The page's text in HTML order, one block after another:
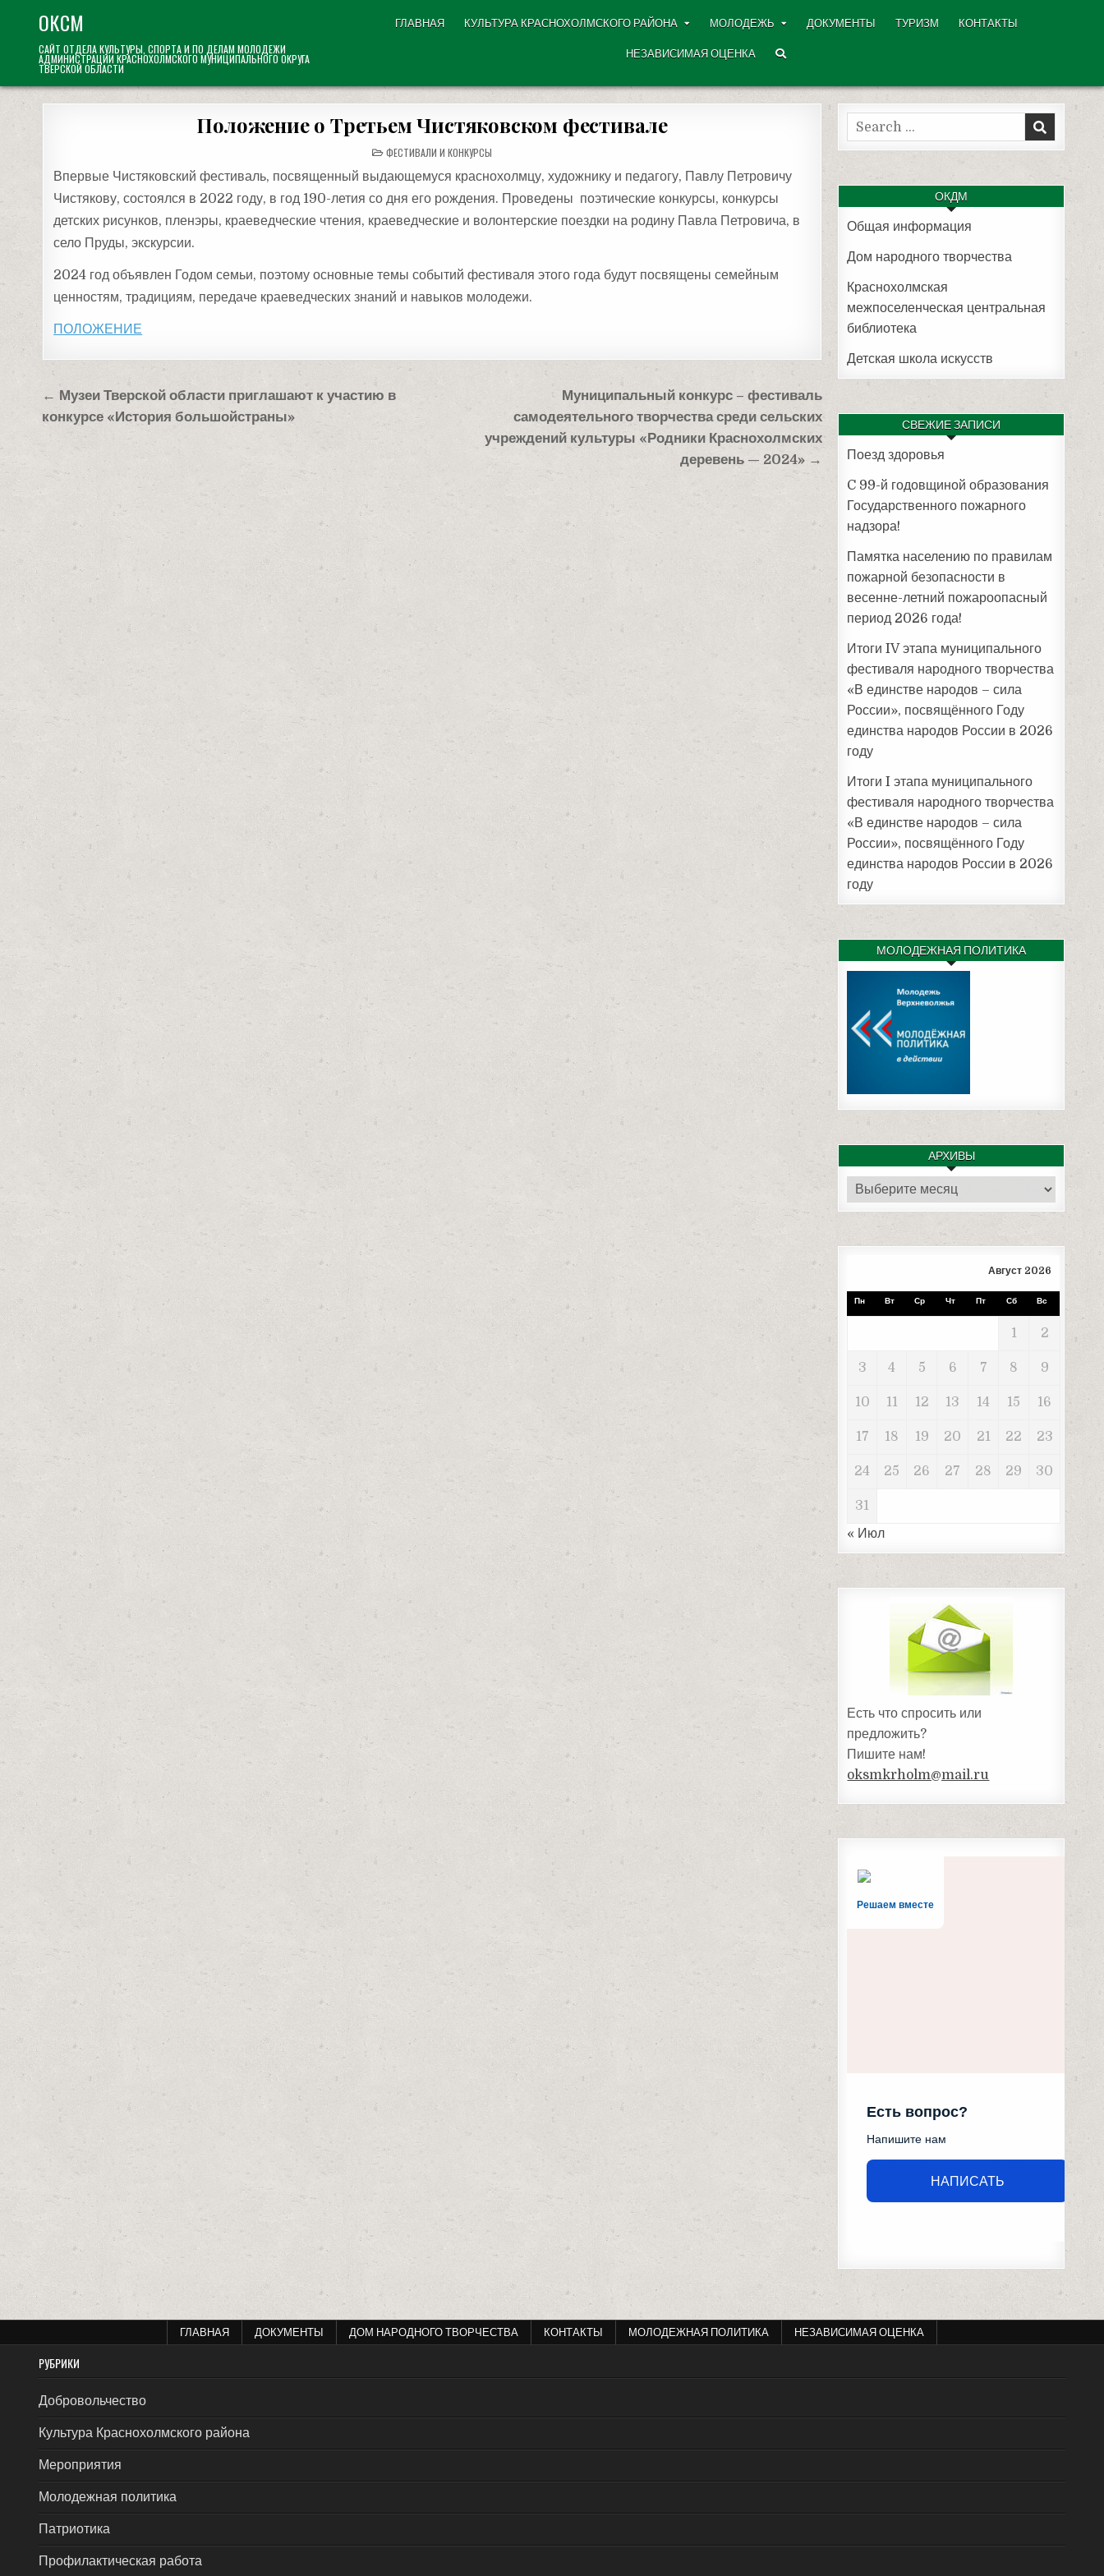
content
ОКСМ
САЙТ ОТДЕЛА КУЛЬТУРЫ, СПОРТА И ПО ДЕЛАМ МОЛОДЕЖИ
АДМИНИСТРАЦИИ КРАСНОХОЛМСКОГО МУНИЦИПАЛЬНОГО ОКРУГА
ТВЕРСКОЙ ОБЛАСТИ
ГЛАВНАЯ КУЛЬТУРА КРАСНОХОЛМСКОГО РАЙОНА МОЛОДЕЖЬ ДОКУМЕНТЫ ТУРИЗМ КОНТАКТЫ
НЕЗАВИСИМАЯ ОЦЕНКА
Положение о Третьем Чистяковском фестивале
POSTED
IN
ФЕСТИВАЛИ И КОНКУРСЫ
Впервые Чистяковский фестиваль, посвященный выдающемуся краснохолмцу, художнику и педагогу, Павлу Петровичу
Чистякову, состоялся в 2022 году, в год 190-летия со дня его рождения. Проведены поэтические конкурсы, конкурсы
детских рисунков, пленэры, краеведческие чтения, краеведческие и волонтерские поездки на родину Павла Петровича, в
село Пруды, экскурсии.
2024 год объявлен Годом семьи, поэтому основные темы событий фестиваля этого года будут посвящены семейным
ценностям, традициям, передаче краеведческих знаний и навыков молодежи.
ПОЛОЖЕНИЕ
Навигация
по
записям
Муниципальный конкурс – фестиваль
самодеятельного творчества среди сельских
учреждений культуры «Родники Краснохолмских
деревень — 2024» →
← Музеи Тверской области приглашают к участию в
конкурсе «История большойстраны»
Search
for:
ОКДМ
Общая информация
Дом народного творчества
Краснохолмская
межпоселенческая центральная
библиотека
Детская школа искусств
СВЕЖИЕ ЗАПИСИ
Поезд здоровья
C 99-й годовщиной образования
Государственного пожарного
надзора!
Памятка населению по правилам
пожарной безопасности в
весенне-летний пожароопасный
период 2026 года!
Итоги IV этапа муниципального
фестиваля народного творчества
«В единстве народов – сила
России», посвящённого Году
единства народов России в 2026
году
Итоги I этапа муниципального
фестиваля народного творчества
«В единстве народов – сила
России», посвящённого Году
единства народов России в 2026
году
МОЛОДЕЖНАЯ ПОЛИТИКА
АРХИВЫ
Архивы
Август 2026
Пн Вт Ср Чт Пт Сб Вс
1 2
3 4 5 6 7 8 9
10 11 12 13 14 15 16
17 18 19 20 21 22 23
24 25 26 27 28 29 30
31
« Июл
Есть что спросить или
предложить?
Пишите нам!
oksmkrholm@mail.ru
Решаем вместе
Есть вопрос?
Напишите нам
НАПИСАТЬ
ГЛАВНАЯ ДОКУМЕНТЫ ДОМ НАРОДНОГО ТВОРЧЕСТВА КОНТАКТЫ МОЛОДЕЖНАЯ ПОЛИТИКА НЕЗАВИСИМАЯ ОЦЕНКА
РУБРИКИ
Добровольчество
Культура Краснохолмского района
Мероприятия
Молодежная политика
Патриотика
Профилактическая работа